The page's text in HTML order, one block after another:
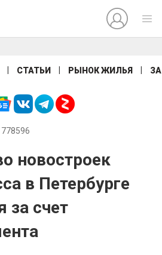
СТАТЬИ РЫНОК ЖИЛЬЯ
778596
новостроек
в Петербурге
за счет